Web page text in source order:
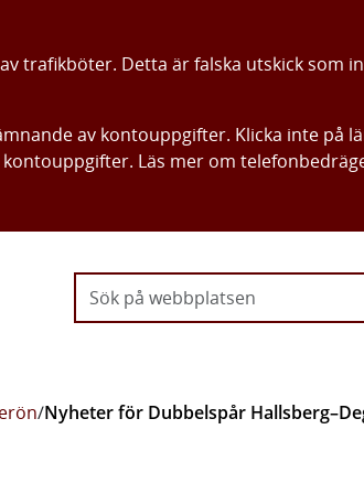
trafikböter. Detta är falska utskick som
av kontouppgifter. Klicka inte på
Läs mer om
/Nyheter för Dubbelspår